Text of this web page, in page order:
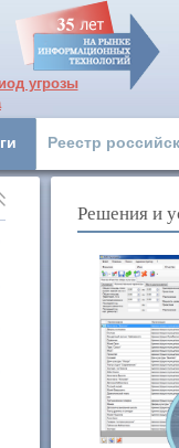
угрозы
Реестр
Решения и